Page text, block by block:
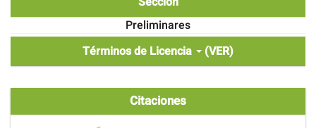
Preliminares
Términos de Licencia
(VER)
Citaciones